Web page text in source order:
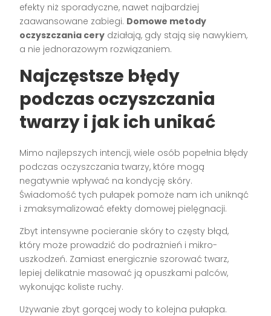
efekty niż sporadyczne, nawet najbardziej
zaawansowane zabiegi. Domowe metody
oczyszczania cery działają, gdy stają się nawykiem,
a nie jednorazowym rozwiązaniem.
Najczęstsze błędy
podczas oczyszczania
twarzy i jak ich unikać
Mimo najlepszych intencji, wiele osób popełnia błędy
podczas oczyszczania twarzy, które mogą
negatywnie wpływać na kondycję skóry.
Świadomość tych pułapek pomoże nam ich uniknąć
i zmaksymalizować efekty domowej pielęgnacji.
Zbyt intensywne pocieranie skóry to częsty błąd,
który może prowadzić do podrażnień i mikro-
uszkodzeń. Zamiast energicznie szorować twarz,
lepiej delikatnie masować ją opuszkami palców,
wykonując koliste ruchy.
Używanie zbyt gorącej wody to kolejna pułapka.